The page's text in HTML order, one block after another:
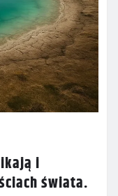
i
świata.